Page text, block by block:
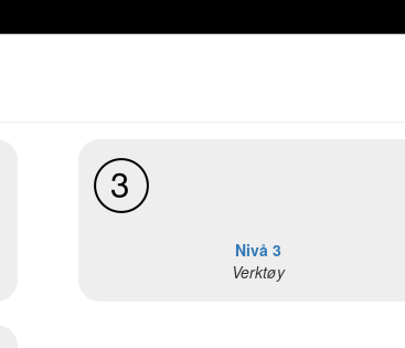
Nivå 3
Verktøy